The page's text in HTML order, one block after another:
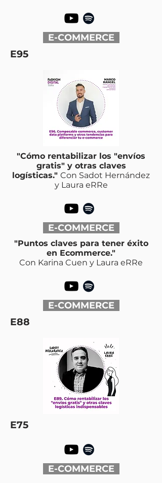
E-COMMERCE
E95
"Cómo rentabilizar los "envíos
gratis" y otras claves
logísticas." Con Sadot Hernández
y Laura eRRe
E-COMMERCE
"Puntos claves para tener éxito
en Ecommerce."
Con Karina Cuen y Laura eRRe
E-COMMERCE
E88
E75
E-COMMERCE